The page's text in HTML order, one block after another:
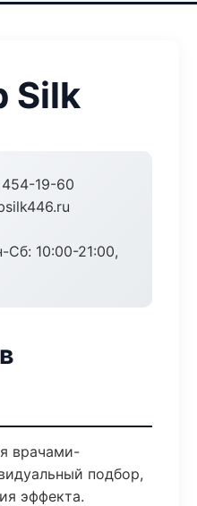
Silk
19-60
Сб: 10:00-21:00,
врачами-
подбор,
эффекта.